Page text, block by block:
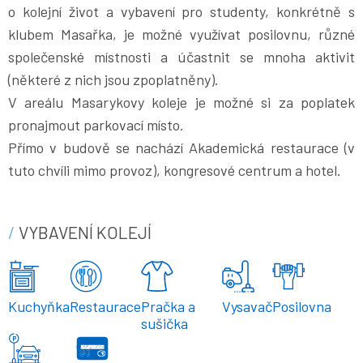
o kolejní život a vybavení pro studenty, konkrétně s
klubem Masařka, je možné využívat posilovnu, různé
společenské místnosti a účastnit se mnoha aktivit
(některé z nich jsou zpoplatněny).
V areálu Masarykovy koleje je možné si za poplatek
pronajmout parkovací místo.
Přímo v budově se nachází Akademická restaurace (v
tuto chvíli mimo provoz), kongresové centrum a hotel.
VYBAVENÍ KOLEJÍ
KuchyňkaRestauracePračka a
sušička
VysavačPosilovna